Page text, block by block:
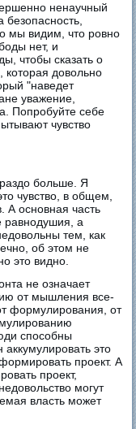
ненаучный
безопасность,
мы видим, что ровно
нет, и
чтобы сказать о
которая довольно
"наведет
уважение,
Попробуйте себе
чувство
больше. Я
чувство, в общем,
А основная часть
равнодушия, а
тем, как
об этом не
это видно.
не означает
от мышления все-
формулирования, от
способны
это
проект. А
проект,
могут
власть может